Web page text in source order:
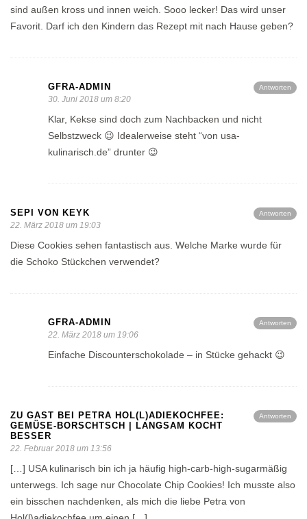
sind außen kross und innen weich. Sooo lecker! Das wird unser
Favorit. Darf ich den Kindern das Rezept mit nach Hause geben?
Antworten
GFRA-ADMIN
30. Juni 2018 um 8:20
Klar, Kekse sind doch zum Nachbacken und nicht
Selbstzweck 😉 Idealerweise steht “von usa-
kulinarisch.de” drunter 😉
Antworten
SEPI VON KEYK
22. März 2018 um 19:03
Diese Cookies sehen fantastisch aus. Welche Marke wurde für
die Schoko Stückchen verwendet?
Antworten
GFRA-ADMIN
22. März 2018 um 19:06
Einfache Discounterschokolade – in Stücke gehackt 😉
Antworten
ZU GAST BEI PETRA HOL(L)ADIEKOCHFEE:
GEMÜSE-BORSCHTSCH | LANGSAM KOCHT
BESSER
22. Februar 2018 um 13:56
[…] USA kulinarisch bin ich ja häufig high-carb-high-sugarmäßig
unterwegs. Ich sage nur Chocolate Chip Cookies! Ich musste also
ein bisschen nachdenken, als mich die liebe Petra von